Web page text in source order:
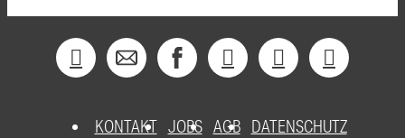
KONTAKT JOBS AGB DATENSCHUTZ